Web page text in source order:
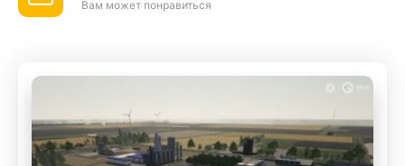
Вам может понравиться